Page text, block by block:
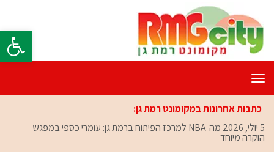
פתח
תפריט
כתבות אחרונות במקומונט רמת גן:
5 יולי, 2026
מה-NBA למרכז הפיתוח ברמת גן: עומרי כספי במפגש
הוקרה מיוחד